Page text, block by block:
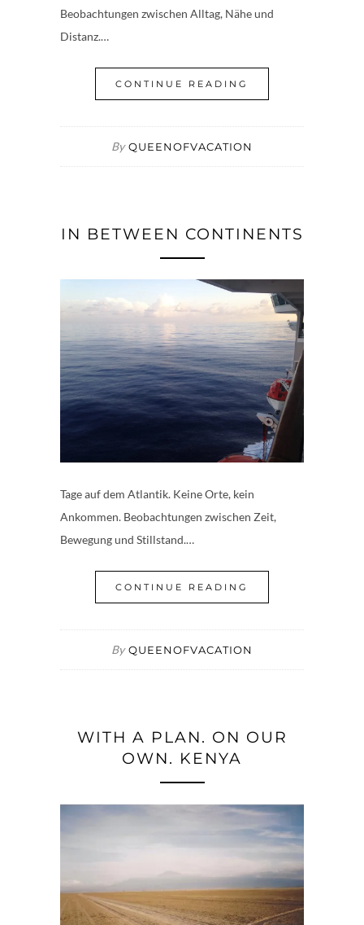
Beobachtungen zwischen Alltag, Nähe und
Distanz.…
CONTINUE READING
By QUEENOFVACATION
IN BETWEEN CONTINENTS
Tage auf dem Atlantik. Keine Orte, kein
Ankommen. Beobachtungen zwischen Zeit,
Bewegung und Stillstand.…
CONTINUE READING
By QUEENOFVACATION
WITH A PLAN. ON OUR
OWN. KENYA